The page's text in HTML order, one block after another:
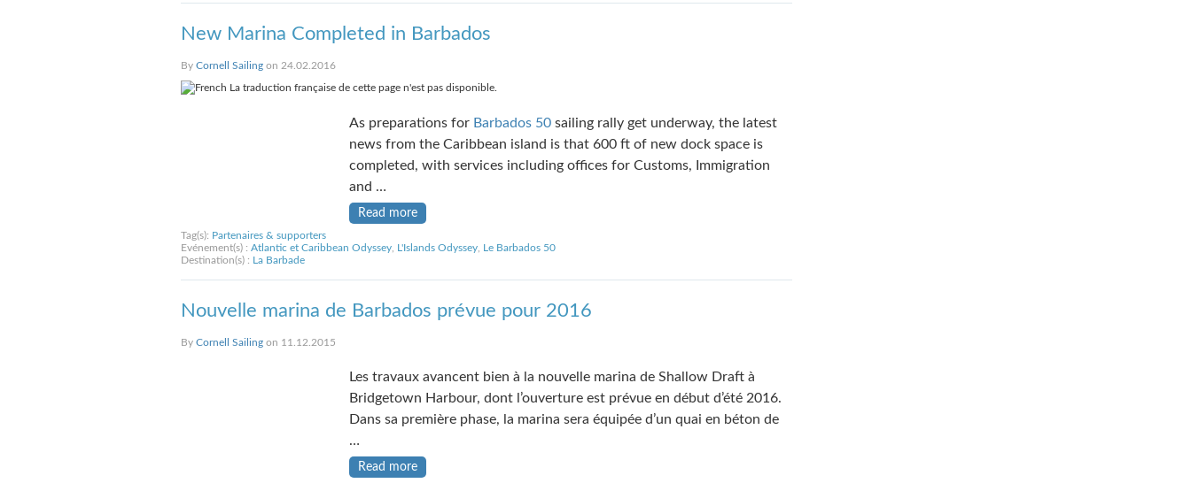
New Marina Completed in Barbados
By Cornell Sailingon 24.02.2016
La traduction française de cette page n'est pas disponible.
As preparations for Barbados 50sailing rally get underway, the latest
news from the Caribbean island is that 600 ft of new dock space is
completed, with services including offices for Customs, Immigration
and …
Read more
Tag(s): Partenaires & supporters
Evénement(s) : Atlantic et Caribbean Odyssey, L'Islands Odyssey, Le Barbados 50
Destination(s) : La Barbade
Nouvelle marina de Barbados prévue pour 2016
By Cornell Sailingon 11.12.2015
Les travaux avancent bien à la nouvelle marina de Shallow Draft à
Bridgetown Harbour, dont l’ouverture est prévue en début d’été 2016.
Dans sa première phase, la marina sera équipée d’un quai en béton de
…
Read more